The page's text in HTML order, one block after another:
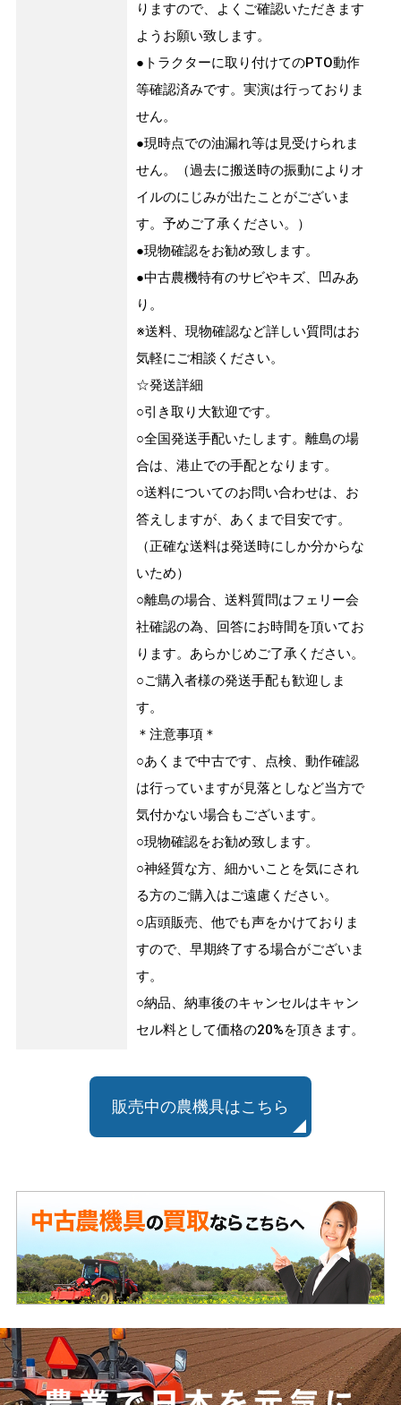
りますので、よくご確認いただきます
ようお願い致します。
●トラクターに取り付けてのPTO動作
等確認済みです。実演は行っておりま
せん。
●現時点での油漏れ等は見受けられま
せん。（過去に搬送時の振動によりオ
イルのにじみが出たことがございま
す。予めご了承ください。）
●現物確認をお勧め致します。
●中古農機特有のサビやキズ、凹みあ
り。
※送料、現物確認など詳しい質問はお
気軽にご相談ください。
☆発送詳細
○引き取り大歓迎です。
○全国発送手配いたします。離島の場
合は、港止での手配となります。
○送料についてのお問い合わせは、お
答えしますが、あくまで目安です。
（正確な送料は発送時にしか分からな
いため）
○離島の場合、送料質問はフェリー会
社確認の為、回答にお時間を頂いてお
ります。あらかじめご了承ください。
○ご購入者様の発送手配も歓迎しま
す。
＊注意事項＊
○あくまで中古です、点検、動作確認
は行っていますが見落としなど当方で
気付かない場合もございます。
○現物確認をお勧め致します。
○神経質な方、細かいことを気にされ
る方のご購入はご遠慮ください。
○店頭販売、他でも声をかけておりま
すので、早期終了する場合がございま
す。
○納品、納車後のキャンセルはキャン
セル料として価格の20%を頂きます。
販売中の農機具はこちら